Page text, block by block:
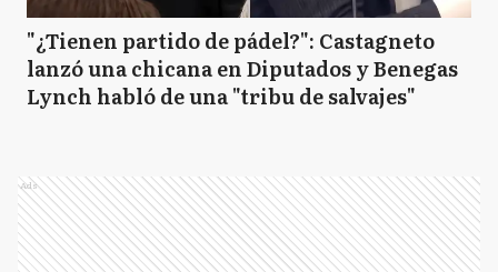
"¿Tienen partido de pádel?": Castagneto
lanzó una chicana en Diputados y Benegas
Lynch habló de una "tribu de salvajes"
Ads